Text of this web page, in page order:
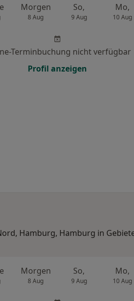
Morgen
8 Aug
So,
9 Aug
Mo,
10 Aug
Terminbuchung nicht verfügbar
Profil anzeigen
Hamburg, Hamburg in
Morgen
8 Aug
So,
9 Aug
Mo,
10 Aug